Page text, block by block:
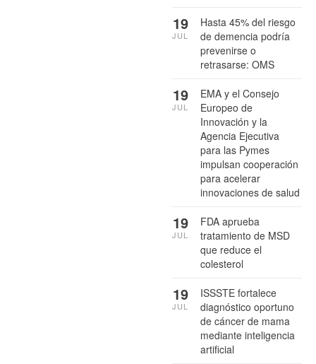
Hasta 45% del riesgo
de demencia podría
prevenirse o
retrasarse: OMS
19
JUL
EMA y el Consejo
Europeo de
Innovación y la
Agencia Ejecutiva
para las Pymes
impulsan cooperación
para acelerar
innovaciones de salud
19
JUL
FDA aprueba
tratamiento de MSD
que reduce el
colesterol
19
JUL
ISSSTE fortalece
diagnóstico oportuno
de cáncer de mama
mediante inteligencia
artificial
19
JUL